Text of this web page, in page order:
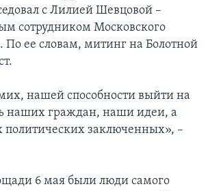
с Лилией Шевцовой –
сотрудником Московского
По ее словам, митинг на Болотной
нашей способности выйти на
наших граждан, наши идеи, а
политических заключенных», –
6 мая были люди самого